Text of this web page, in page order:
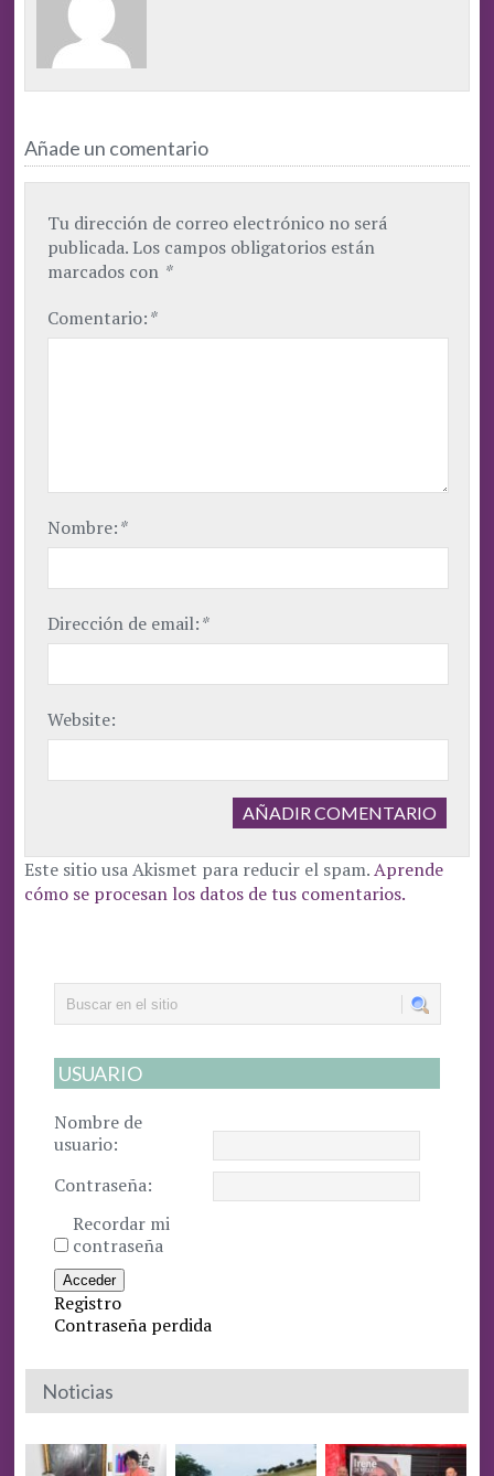
Añade un comentario
Tu dirección de correo electrónico no será
publicada.Los campos obligatorios están
marcados con *
Comentario:*
Nombre:*
Dirección de email:*
Website:
Este sitio usa Akismet para reducir el spam.Aprende
cómo se procesan los datos de tus comentarios.
USUARIO
Nombre de
usuario:
Contraseña:
Recordar mi
contraseña
Acceder
Registro
Contraseña perdida
Noticias